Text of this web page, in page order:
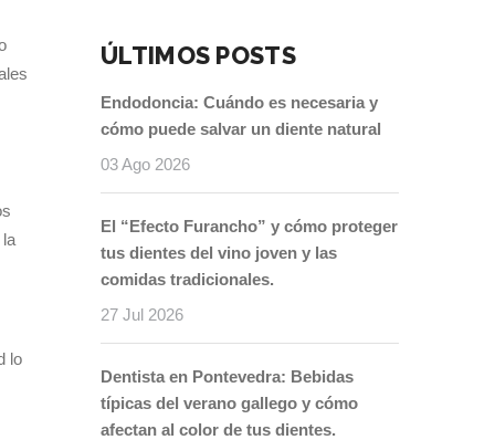
lo
ÚLTIMOS POSTS
Endodoncia: Cuándo es necesaria y
cómo puede salvar un diente natural
03 Ago 2026
El “Efecto Furancho” y cómo proteger
tus dientes del vino joven y las
comidas tradicionales.
27 Jul 2026
Dentista en Pontevedra: Bebidas
típicas del verano gallego y cómo
afectan al color de tus dientes.